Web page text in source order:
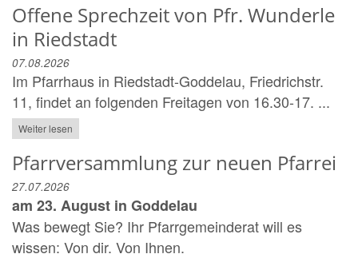
Offene Sprechzeit von Pfr. Wunderle
in Riedstadt
07.08.2026
Im Pfarrhaus in Riedstadt-Goddelau, Friedrichstr.
11, findet an folgenden Freitagen von 16.30-17. ...
Weiter lesen
Pfarrversammlung zur neuen Pfarrei
27.07.2026
am 23. August in Goddelau
Was bewegt Sie? Ihr Pfarrgemeinderat will es
wissen: Von dir. Von Ihnen.